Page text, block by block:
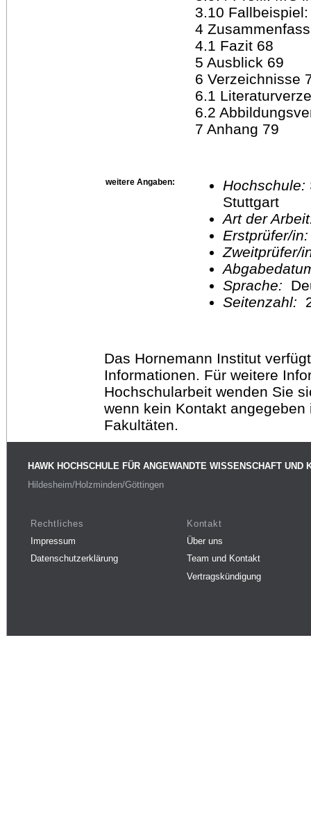
3.10
4
4.1 Fazit 68
5 Ausblick 69
6 Verzeichnisse
6.1
6.2
7 Anhang 79
weitere Angaben: Hochschule:
Stuttgart
Art der
Erstprüfer/
Sprache:
Seitenzahl:
Das Hornemann Institut
Informationen. Für weitere
Hochschularbeit wenden Sie
wenn kein Kontakt
Fakultäten.
HAWK HOCHSCHULE FÜR ANGEWANDTE WISSENSCHAFT UND
Hildesheim/Holzminden/Göttingen
Rechtliches
Impressum
Datenschutzerklärung
Kontakt
Über uns
Team und Kontakt
Vertragskündigung